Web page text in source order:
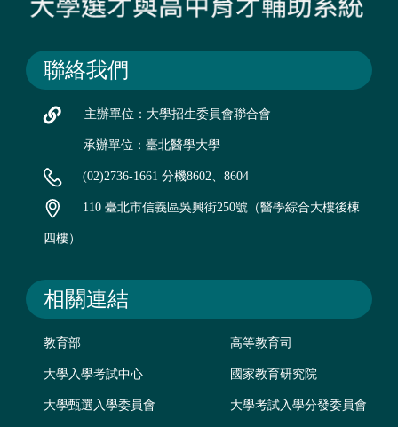
聯絡我們
主辦單位：大學招生委員會聯合會
承辦單位：臺北醫學大學
(02)2736-1661 分機8602、8604
110 臺北市信義區吳興街250號（醫學綜合大樓後棟
四樓）
相關連結
教育部 高等教育司
大學入學考試中心 國家教育研究院
大學甄選入學委員會 大學考試入學分發委員會